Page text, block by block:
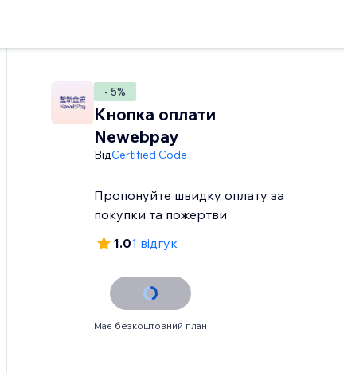
- 5%
Кнопка оплати
Newebpay
ВідCertified Code
Пропонуйте швидку оплату за
покупки та пожертви
1.01 відгук
Має безкоштовний план